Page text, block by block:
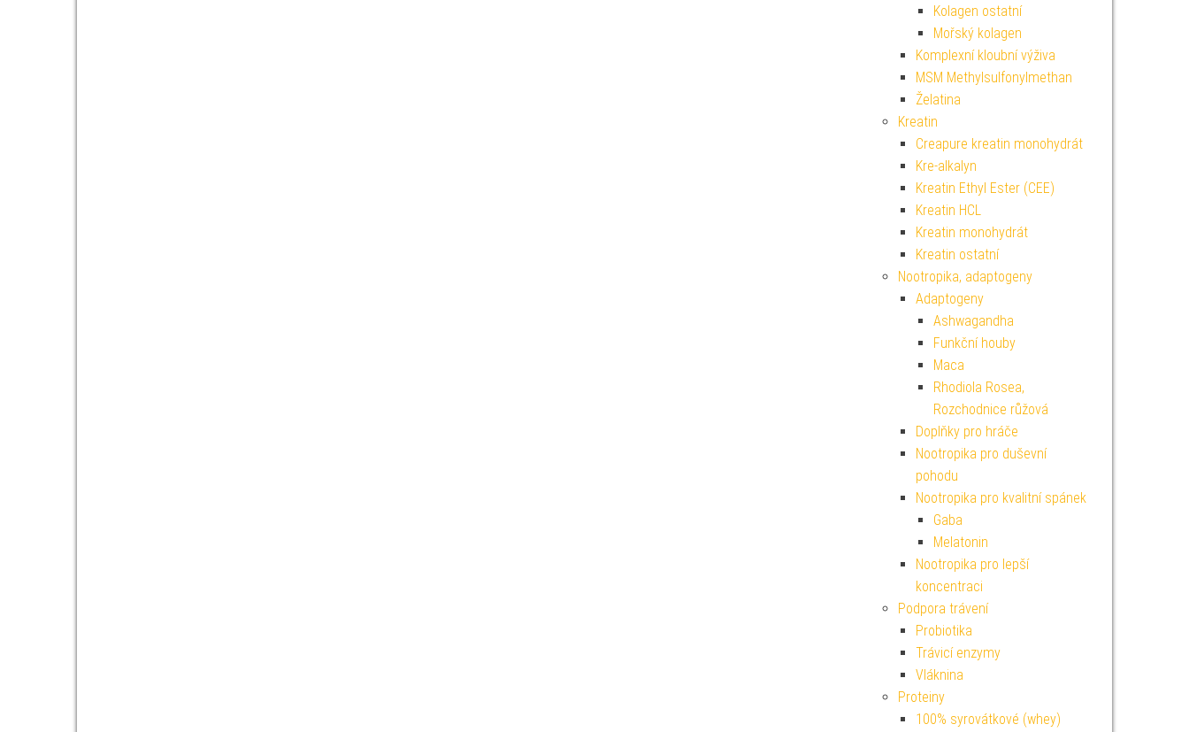
Kolagen ostatní
Mořský kolagen
Komplexní kloubní výživa
MSM Methylsulfonylmethan
Želatina
Kreatin
Creapure kreatin monohydrát
Kre-alkalyn
Kreatin Ethyl Ester (CEE)
Kreatin HCL
Kreatin monohydrát
Kreatin ostatní
Nootropika, adaptogeny
Adaptogeny
Ashwagandha
Funkční houby
Maca
Rhodiola Rosea,
Rozchodnice růžová
Doplňky pro hráče
Nootropika pro duševní
pohodu
Nootropika pro kvalitní spánek
Gaba
Melatonin
Nootropika pro lepší
koncentraci
Podpora trávení
Probiotika
Trávicí enzymy
Vláknina
Proteiny
100% syrovátkové (whey)